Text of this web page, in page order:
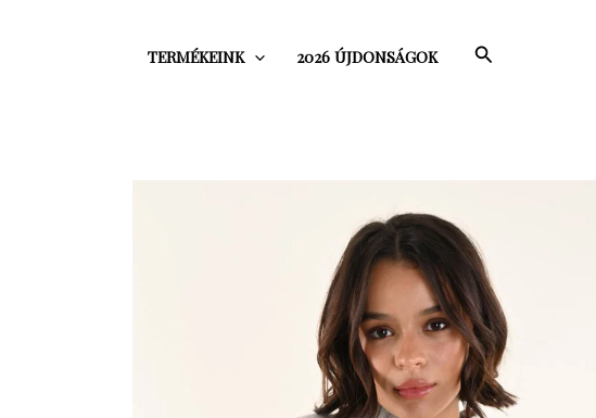
TERMÉKEINK 2026 ÚJDONSÁGOK Search